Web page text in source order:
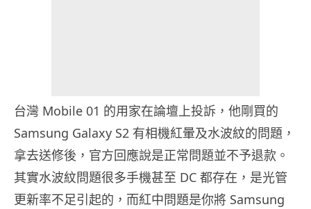
台灣 Mobile 01 的用家在論壇上投訴，他剛買的
Samsung Galaxy S2 有相機紅暈及水波紋的問題，
拿去送修後，官方回應說是正常問題並不予退款。
其實水波紋問題很多手機甚至 DC 都存在，是光管
更新率不足引起的，而紅中問題是你將 Samsung